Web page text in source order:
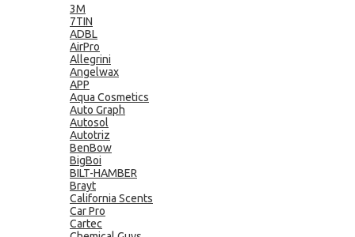
3M
7TIN
ADBL
AirPro
Allegrini
Angelwax
APP
Aqua Cosmetics
Auto Graph
Autosol
Autotriz
BenBow
BigBoi
BILT-HAMBER
Brayt
California Scents
Car Pro
Cartec